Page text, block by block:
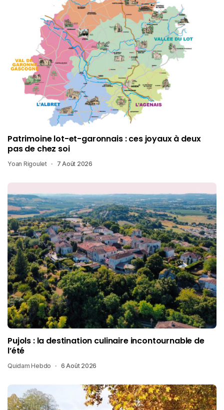
Patrimoine lot-et-garonnais : ces joyaux à deux
pas de chez soi
Yoan Rigoulet 7 Août 2026
Pujols : la destination culinaire incontournable de
l’été
Quidam Hebdo 6 Août 2026